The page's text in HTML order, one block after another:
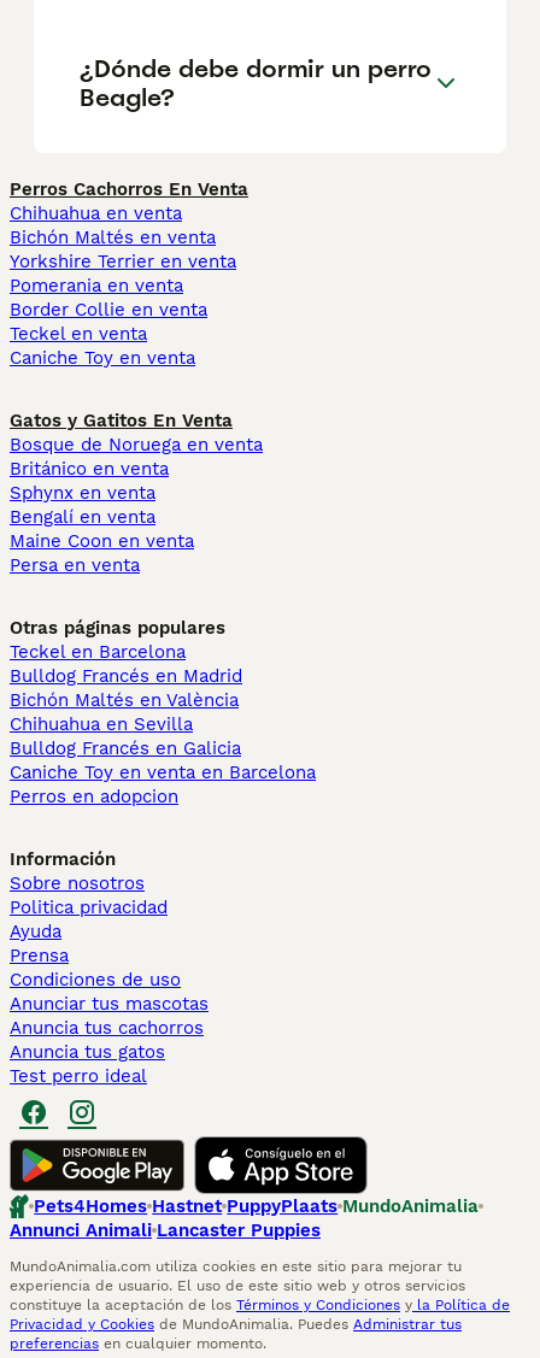
¿Dónde debe dormir un perro
Beagle?
Perros Cachorros En Venta
Chihuahua en venta
Bichón Maltés en venta
Yorkshire Terrier en venta
Pomerania en venta
Border Collie en venta
Teckel en venta
Caniche Toy en venta
Gatos y Gatitos En Venta
Bosque de Noruega en venta
Británico en venta
Sphynx en venta
Bengalí en venta
Maine Coon en venta
Persa en venta
Otras páginas populares
Teckel en Barcelona
Bulldog Francés en Madrid
Bichón Maltés en València
Chihuahua en Sevilla
Bulldog Francés en Galicia
Caniche Toy en venta en Barcelona
Perros en adopcion
Información
Sobre nosotros
Politica privacidad
Ayuda
Prensa
Condiciones de uso
Anunciar tus mascotas
Anuncia tus cachorros
Anuncia tus gatos
Test perro ideal
Pets4Homes Hastnet PuppyPlaats MundoAnimalia
Annunci Animali Lancaster Puppies
MundoAnimalia.com utiliza cookies en este sitio para mejorar tu
experiencia de usuario. El uso de este sitio web y otros servicios
constituye la aceptación de los Términos y Condiciones y la Política de
Privacidad y Cookies de MundoAnimalia. Puedes Administrar tus
preferencias en cualquier momento.